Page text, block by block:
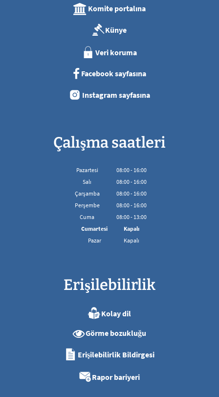
Komite portalına
Künye
Veri koruma
Facebook sayfasına
Instagram sayfasına
Çalışma saatleri
Pazartesi 08:00- 16:00
08:00'den 16:00'ya kadar
Salı 08:00- 16:00
08:00'den 16:00'ya kadar
Çarşamba 08:00- 16:00
08:00'den 16:00'ya kadar
Perşembe 08:00- 16:00
08:00'den 16:00'ya kadar
Cuma 08:00- 13:00
08:00 - 13:00 arası
Cumartesi
Kapalı
Pazar
Kapalı
Erişilebilirlik
Kolay dil
Görme bozukluğu
Erişilebilirlik Bildirgesi
Rapor bariyeri